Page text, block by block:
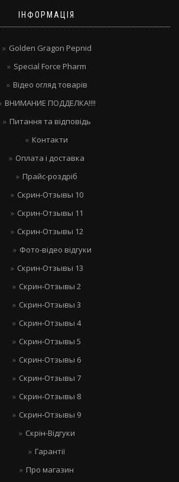
ІНФОРМАЦІЯ
Golden Gragon Pepnid
Special Force Pharm
Відео огляд товарів
ВНИМАНИЕ ПОДДЕЛКА!!!!
Питання та відповідь
Контакти
Оплата і доставка
Прайс-роздріб
Скрин-Отзывы 10
Скрин-Отзывы 11
Скрин-Отзывы 12
Фото-відео відгуки
Скрин-Отзывы 13
Скрин-Отзывы 2
Скрин-Отзывы 3
Скрин-Отзывы 4
Скрин-Отзывы 5
Скрин-Отзывы 6
Скрин-Отзывы 7
Скрин-Отзывы 8
Скрин-Отзывы 9
Скрін-Відгуки
Гарантії
Про магазин